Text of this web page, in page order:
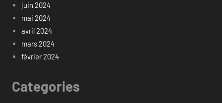
juin 2024
mai 2024
avril 2024
mars 2024
février 2024
Categories